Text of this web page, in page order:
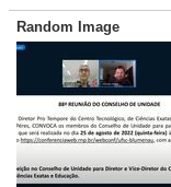
Random Image